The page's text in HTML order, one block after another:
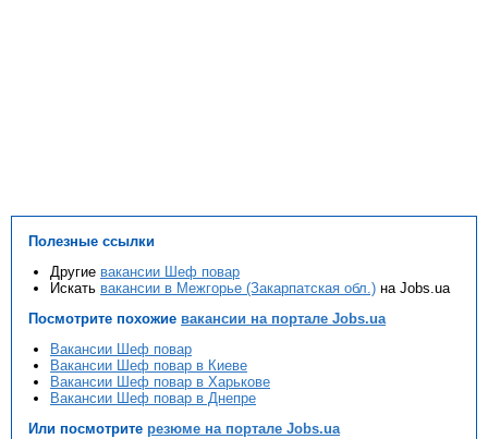
Полезные ссылки
Другие вакансии Шеф повар
Искать вакансии в Межгорье (Закарпатская обл.) на Jobs.ua
Посмотрите похожие вакансии на портале Jobs.ua
Вакансии Шеф повар
Вакансии Шеф повар в Киеве
Вакансии Шеф повар в Харькове
Вакансии Шеф повар в Днепре
Или посмотрите резюме на портале Jobs.ua